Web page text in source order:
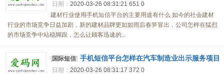
日期： 2020-03-26 08:31:21 651 0
建材行业使用手机短信平台的主要用途有什么 如今的社会建材
行业的市场竞争日益加剧，新的建材品牌更如如雨后春笋冒出，公司怎样在猛烈
的市场竞争中站稳脚跟，怎么让顾客迅速的...
[国际短信] 手机短信平台怎样在汽车制造业出示服务项目
日期： 2020-03-26 08:31:17 372 0